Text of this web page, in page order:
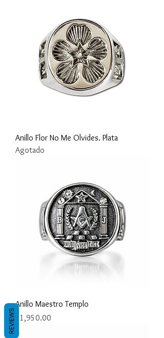
Anillo Flor No Me Olvides. Plata
Agotado
Anillo Maestro Templo
Precio
$1,950.00
REVIEWS